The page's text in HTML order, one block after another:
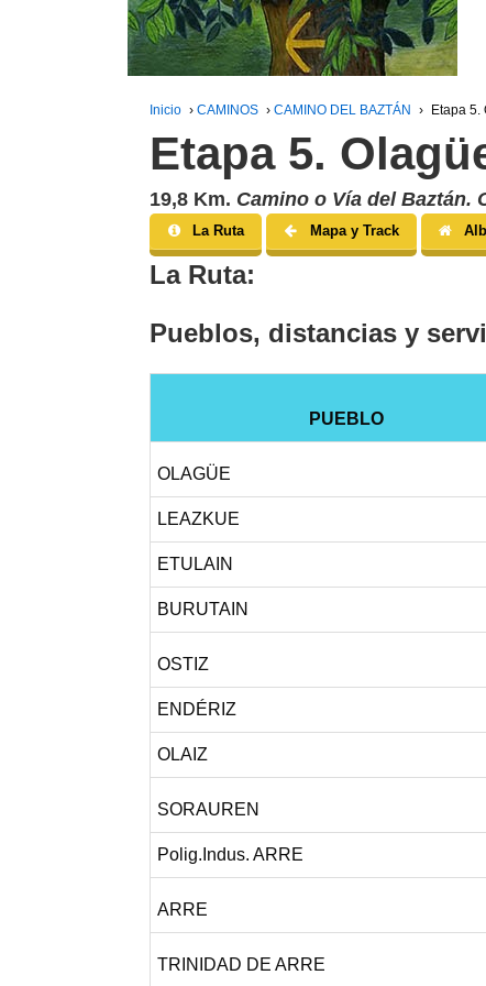
Inicio › CAMINOS › CAMINO DEL BAZTÁN › Etapa 5.
Etapa 5.
19,8 Km. Camino o Vía del Baztán.
La Ruta Mapa y Track
La Ruta:
Pueblos, distancias y
PUEBLO
OLAGÜE
LEAZKUE
ETULAIN
BURUTAIN
OSTIZ
ENDÉRIZ
OLAIZ
SORAUREN
Polig.Indus. ARRE
ARRE
TRINIDAD DE ARRE